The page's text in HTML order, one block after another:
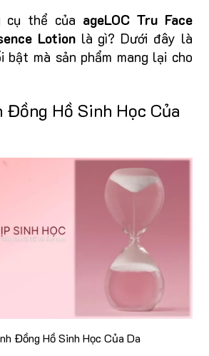
cụ thể của ageLOC Tru Face
Lotionlà gì? Dưới đây là
bật mà sản phẩm mang lại cho
Đồng Hồ Sinh Học Của
Đồng Hồ Sinh Học Của Da